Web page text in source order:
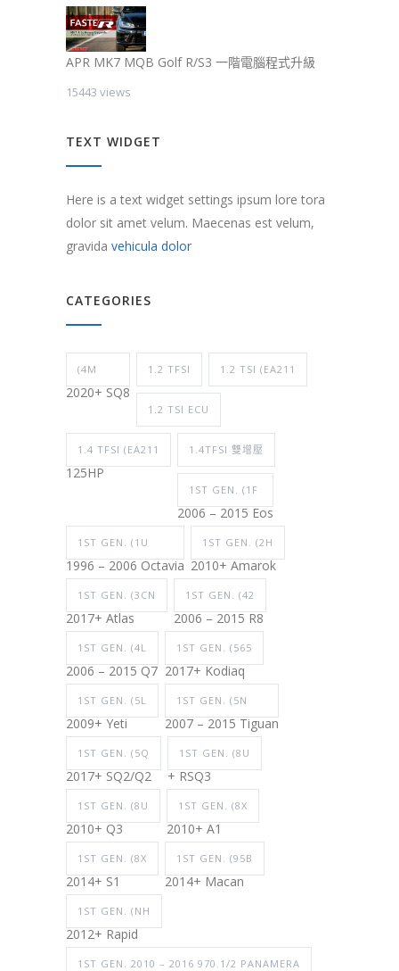
APR MK7 MQB Golf R/S3 一階電腦程式升級
15443 views
TEXT WIDGET
Here is a text widget settings ipsum lore tora
dolor sit amet velum. Maecenas est velum,
gravida vehicula dolor
CATEGORIES
(4M
2020+ SQ8
1.2 TFSI 1.2 TSI (EA211
1.2 TSI ECU
1.4 TFSI (EA211
125HP
1.4TFSI 雙增壓
1ST GEN. (1F
2006 – 2015 Eos
1ST GEN. (1U
1996 – 2006 Octavia
1ST GEN. (2H
2010+ Amarok
1ST GEN. (3CN
2017+ Atlas
1ST GEN. (42
2006 – 2015 R8
1ST GEN. (4L
2006 – 2015 Q7
1ST GEN. (565
2017+ Kodiaq
1ST GEN. (5L
2009+ Yeti
1ST GEN. (5N
2007 – 2015 Tiguan
1ST GEN. (5Q
2017+ SQ2/Q2
1ST GEN. (8U
+ RSQ3
1ST GEN. (8U
2010+ Q3
1ST GEN. (8X
2010+ A1
1ST GEN. (8X
2014+ S1
1ST GEN. (95B
2014+ Macan
1ST GEN. (NH
2012+ Rapid
1ST GEN. 2010 – 2016 970.1/2 PANAMERA